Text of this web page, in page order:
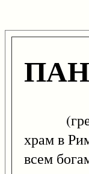
храм в
всем